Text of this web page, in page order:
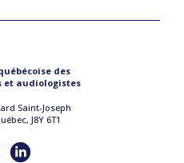
des
et audiologistes
Saint-Joseph
J8Y 6T1